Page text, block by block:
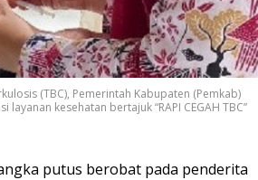
(TBC), Pemerintah Kabupaten (Pemkab)
kesehatan bertajuk “RAPI CEGAH TBC”
putus berobat pada penderita